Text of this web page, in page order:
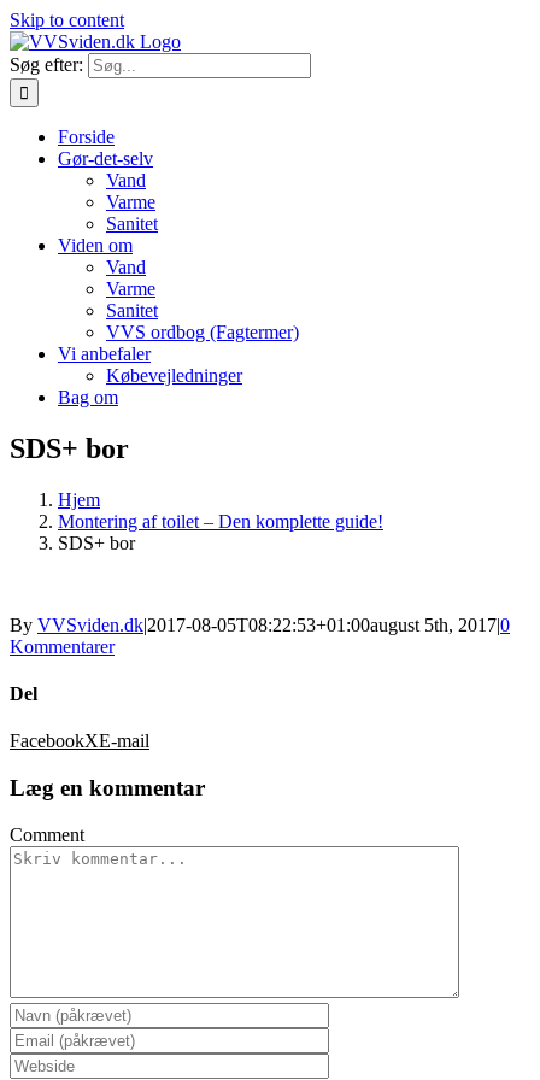
Skip to content
Søg efter:
Forside
Gør-det-selv
Vand
Varme
Sanitet
Viden om
Vand
Varme
Sanitet
VVS ordbog (Fagtermer)
Vi anbefaler
Købevejledninger
Bag om
SDS+ bor
Hjem
Montering af toilet – Den komplette guide!
SDS+ bor
By VVSviden.dk|2017-08-05T08:22:53+01:00august 5th, 2017|0
Kommentarer
Del
FacebookXE-mail
Læg en kommentar
Comment